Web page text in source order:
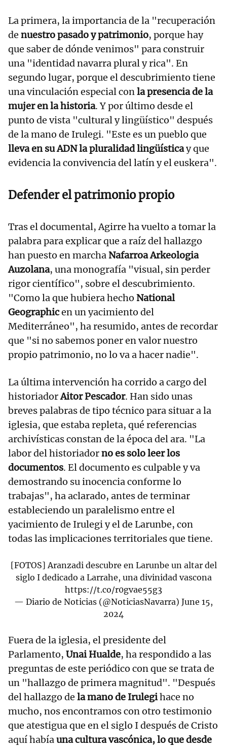
La primera, la importancia de la "recuperación
de nuestro pasado y patrimonio, porque hay
que saber de dónde venimos" para construir
una "identidad navarra plural y rica". En
segundo lugar, porque el descubrimiento tiene
una vinculación especial conla presencia de la
mujer en la historia. Y por último desde el
punto de vista "cultural y lingüístico" después
de la mano de Irulegi. "Este es un pueblo que
lleva en su ADN la pluralidad lingüísticay que
evidencia la convivencia del latín y el euskera".
Defender el patrimonio propio
Tras el documental, Agirre ha vuelto a tomar la
palabra para explicar que a raíz del hallazgo
han puesto en marcha Nafarroa Arkeologia
Auzolana, una monografía "visual, sin perder
rigor científico", sobre el descubrimiento.
"Como la que hubiera hecho National
Geographicen un yacimiento del
Mediterráneo", ha resumido, antes de recordar
que "si no sabemos poner en valor nuestro
propio patrimonio, no lo va a hacer nadie".
La última intervención ha corrido a cargo del
historiadorAitor Pescador. Han sido unas
breves palabras de tipo técnico para situar a la
iglesia, que estaba repleta, qué referencias
archivísticas constan de la época del ara. "La
labor del historiadorno es solo leer los
documentos. El documento es culpable y va
demostrando su inocencia conforme lo
trabajas", ha aclarado, antes de terminar
estableciendo un paralelismo entre el
yacimiento de Irulegi y el de Larunbe, con
todas las implicaciones territoriales que tiene.
[FOTOS] Aranzadi descubre en Larunbe un altar del
siglo I dedicado a Larrahe, una divinidad vascona
https://t.co/r0gvae55g3
— Diario de Noticias (@NoticiasNavarra) June 15,
2024
Fuera de la iglesia, el presidente del
Parlamento, Unai Hualde, ha respondido a las
preguntas de este periódico con que se trata de
un "hallazgo de primera magnitud". "Después
del hallazgo de la mano de Irulegihace no
mucho, nos encontramos con otro testimonio
que atestigua que en el siglo I después de Cristo
aquí habíauna cultura vascónica, lo que desde